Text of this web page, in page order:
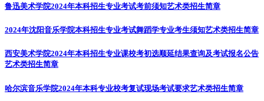
鲁迅美术学院2024年本科招生专业考试考前须知艺术类招生简章
2024年沈阳音乐学院本科招生专业考试舞蹈学专业考生须知艺术类招生简章
西安美术学院2024年本科招生专业课校考初选顺延结果查询及考试报名公告
艺术类招生简章
哈尔滨音乐学院2024年本科专业校考复试现场考试要求艺术类招生简章